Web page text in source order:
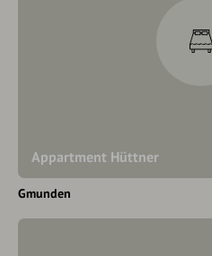
Appartment Hüttner
Gmunden